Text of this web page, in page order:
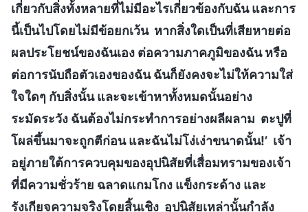
เกี่ยวกับสิ่งทั้งหลายที่ไม่มีอะไรเกี่ยวข้องกับฉัน และการ
นี้เป็นไปโดยไม่มีข้อยกเว้น หากสิ่งใดเป็นที่เสียหายต่อ
ผลประโยชน์ของฉันเอง ต่อความภาคภูมิของฉัน หรือ
ต่อการนับถือตัวเองของฉัน ฉันก็ยังคงจะไม่ให้ความใส่
ใจใดๆ กับสิ่งนั้น และจะเข้าหาทั้งหมดนั้นอย่าง
ระมัดระวัง ฉันต้องไม่กระทำการอย่างผลีผลาม ตะปูที่
โผล่ขึ้นมาจะถูกตีก่อน และฉันไม่โง่เง่าขนาดนั้น!’ เจ้า
อยู่ภายใต้การควบคุมของอุปนิสัยที่เสื่อมทรามของเจ้า
ที่มีความชั่วร้าย ฉลาดแกมโกง แข็งกระด้าง และ
รังเกียจความจริงโดยสิ้นเชิง อุปนิสัยเหล่านั้นกำลัง